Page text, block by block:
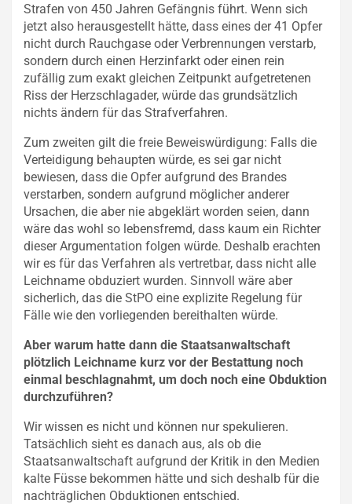
Strafen von 450 Jahren Gefängnis führt. Wenn sich
jetzt also herausgestellt hätte, dass eines der 41 Opfer
nicht durch Rauchgase oder Verbrennungen verstarb,
sondern durch einen Herzinfarkt oder einen rein
zufällig zum exakt gleichen Zeitpunkt aufgetretenen
Riss der Herzschlagader, würde das grundsätzlich
nichts ändern für das Strafverfahren.
Zum zweiten gilt die freie Beweiswürdigung: Falls die
Verteidigung behaupten würde, es sei gar nicht
bewiesen, dass die Opfer aufgrund des Brandes
verstarben, sondern aufgrund möglicher anderer
Ursachen, die aber nie abgeklärt worden seien, dann
wäre das wohl so lebensfremd, dass kaum ein Richter
dieser Argumentation folgen würde. Deshalb erachten
wir es für das Verfahren als vertretbar, dass nicht alle
Leichname obduziert wurden. Sinnvoll wäre aber
sicherlich, das die StPO eine explizite Regelung für
Fälle wie den vorliegenden bereithalten würde.
Aber warum hatte dann die Staatsanwaltschaft
plötzlich Leichname kurz vor der Bestattung noch
einmal beschlagnahmt, um doch noch eine Obduktion
durchzuführen?
Wir wissen es nicht und können nur spekulieren.
Tatsächlich sieht es danach aus, als ob die
Staatsanwaltschaft aufgrund der Kritik in den Medien
kalte Füsse bekommen hätte und sich deshalb für die
nachträglichen Obduktionen entschied.